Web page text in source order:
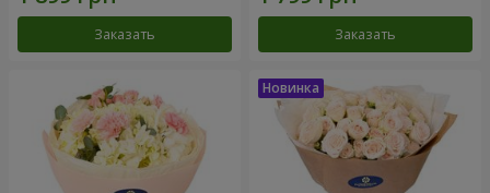
Заказать Заказать